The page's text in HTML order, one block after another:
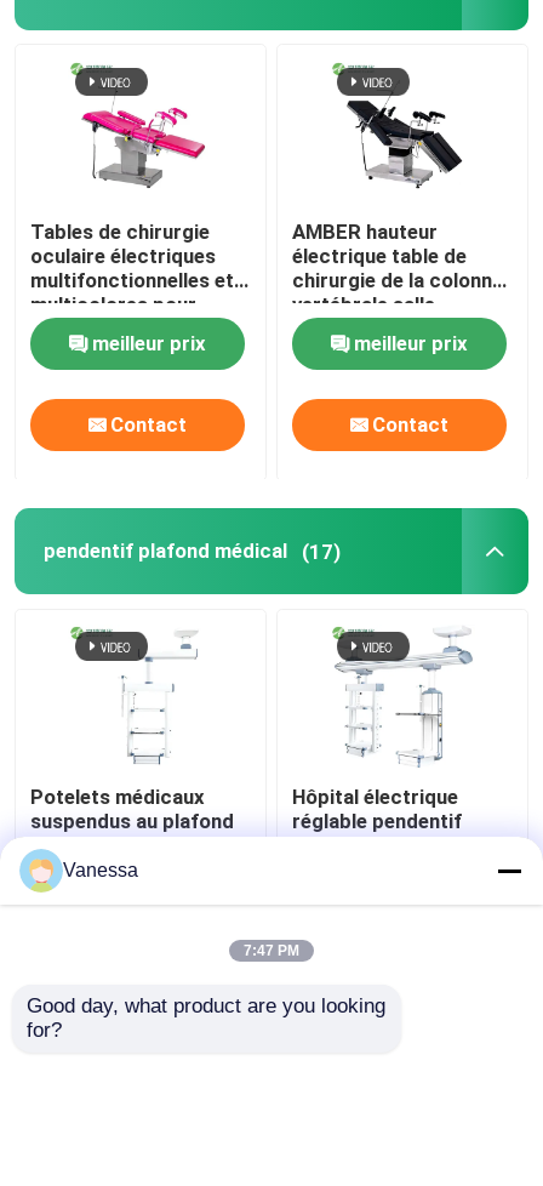
Tables de chirurgie
oculaire électriques
multifonctionnelles et
multicolores pour
hôpitaux
meilleur prix
Contact
AMBER hauteur
électrique table de
chirurgie de la colonne
vertébrale salle
d'opération à
commande à distance
meilleur prix
Contact
pendentif plafond médical (17)
Potelets médicaux
suspendus au plafond
AMBER à fonctions
intégrées et flexibles
meilleur prix
Hôpital électrique
réglable pendentif
médical Boom
meilleur prix
Vanessa
7:47 PM
Good day, what product are you looking
for?